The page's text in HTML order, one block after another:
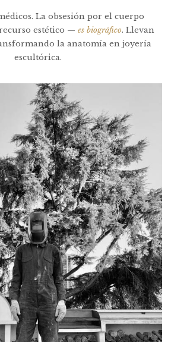
La obsesión por el cuerpo
estético — es biográfico. Llevan
la anatomía en joyería
escultórica.